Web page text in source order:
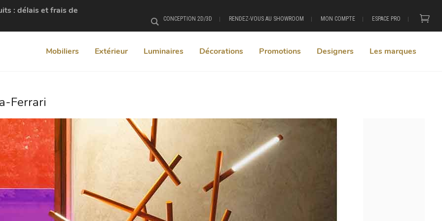
: délais et frais de
CONCEPTION 2D/3D RENDEZ-VOUS AU SHOWROOM MON COMPTE ESPACE PRO
Mobiliers Extérieur Luminaires Décorations Promotions Designers Les marques
Rechercher
Ferrari